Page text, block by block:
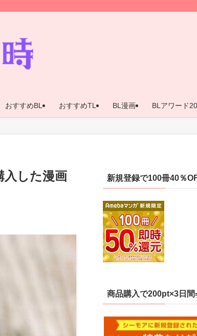
おすすめBL おすすめTL BL漫画 BLアワード
入した漫画
新規登録で100冊40％
商品購入で200pt×3日